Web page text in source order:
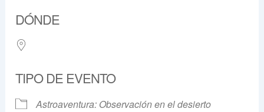
DÓNDE
TIPO DE EVENTO
Astroaventura: Observación en el desierto